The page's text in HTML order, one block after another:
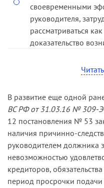
своевременными
руководителя,
рассматриваться
доказательство
осуществление
обществом-1
плана —
изготовлению и
в рамках
обществом-2
руб., реализация
кредиторскую
В развитие еще одной
ВС РФ от 31.03.16 № 309-
12 постановления № 53
наличия причинно-
руководителем должника
невозможностью
кредиторов,
период просрочки подачи